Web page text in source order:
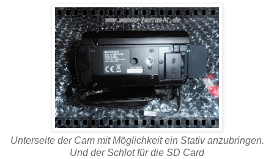
Unterseite der Cam mit Möglichkeit ein Stativ anzubringen.
Und der Schlot für die SD Card